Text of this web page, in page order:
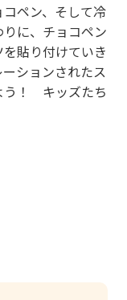
ペン、そして冷
に、チョコペン
貼り付けていき
ションされたス
う！ キッズたち